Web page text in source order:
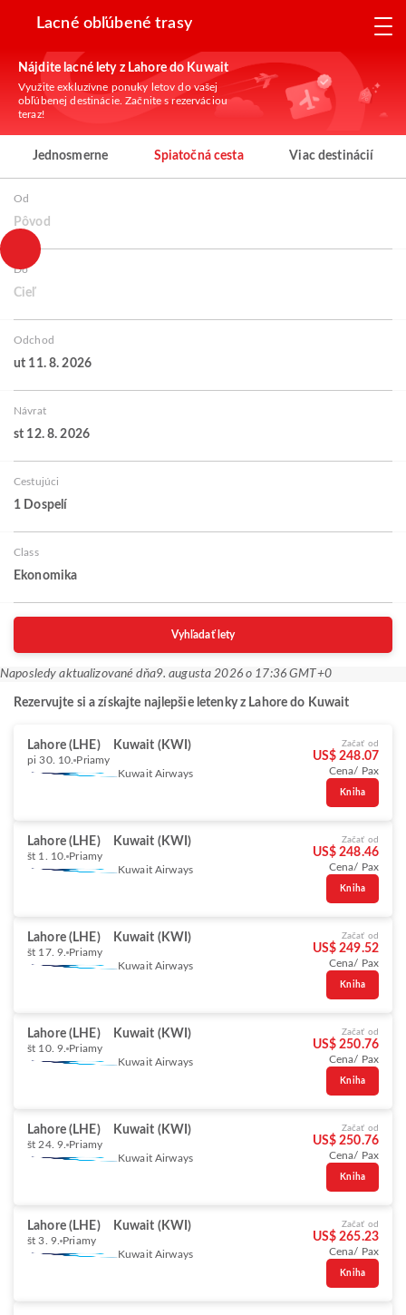
Lacné obľúbené trasy
Nájdite lacné lety z Lahore do Kuwait
Využite exkluzívne ponuky letov do vašej
obľúbenej destinácie. Začnite s rezerváciou
teraz!
Jednosmerne Spiatočná cesta Viac destinácií
Od
Pôvod
Do
Cieľ
Odchod
ut 11. 8. 2026
Návrat
st 12. 8. 2026
Cestujúci
1 Dospelí
Class
Ekonomika
Vyhľadať lety
Naposledy aktualizované dňa9. augusta 2026 o 17:36 GMT+0
Rezervujte si a získajte najlepšie letenky z Lahore do Kuwait
Lahore (LHE) Kuwait (KWI)
pi 30. 10. Priamy
Kuwait Airways
Začať od
US$ 248.07
Cena/ Pax
Kniha
Lahore (LHE) Kuwait (KWI)
št 1. 10. Priamy
Kuwait Airways
Začať od
US$ 248.46
Cena/ Pax
Kniha
Lahore (LHE) Kuwait (KWI)
št 17. 9. Priamy
Kuwait Airways
Začať od
US$ 249.52
Cena/ Pax
Kniha
Lahore (LHE) Kuwait (KWI)
št 10. 9. Priamy
Kuwait Airways
Začať od
US$ 250.76
Cena/ Pax
Kniha
Lahore (LHE) Kuwait (KWI)
št 24. 9. Priamy
Kuwait Airways
Začať od
US$ 250.76
Cena/ Pax
Kniha
Lahore (LHE) Kuwait (KWI)
št 3. 9. Priamy
Kuwait Airways
Začať od
US$ 265.23
Cena/ Pax
Kniha